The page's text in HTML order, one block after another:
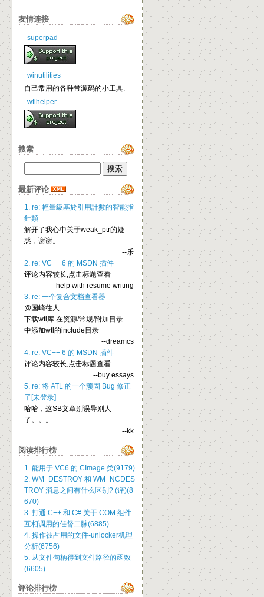
友情连接
superpad
winutilities
自己常用的各种带源码的小工具.
wtlhelper
搜索
最新评论
1. re: 輕量級基於引用計數的智能指
針類
解开了我心中关于weak_ptr的疑
惑，谢谢。
--乐
2. re: VC++ 6 的 MSDN 插件
评论内容较长,点击标题查看
--help with resume writing
3. re: 一个复合文档查看器
@国崎往人
下载wtl库 在资源/常规/附加目录
中添加wtl的include目录
--dreamcs
4. re: VC++ 6 的 MSDN 插件
评论内容较长,点击标题查看
--buy essays
5. re: 将 ATL 的一个顽固 Bug 修正
了[未登录]
哈哈，这SB文章别误导别人
了。。。
--kk
阅读排行榜
1. 能用于 VC6 的 CImage 类(9179)
2. WM_DESTROY 和 WM_NCDES
TROY 消息之间有什么区别? (译)(8
670)
3. 打通 C++ 和 C# 关于 COM 组件
互相调用的任督二脉(6885)
4. 操作被占用的文件-unlocker机理
分析(6756)
5. 从文件句柄得到文件路径的函数
(6605)
评论排行榜